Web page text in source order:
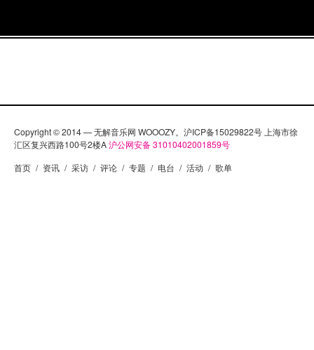
Copyright © 2014 — 无解音乐网 WOOOZY。沪ICP备15029822号 上海市徐
汇区复兴西路100号2楼A沪公网安备 31010402001859号
首页 / 资讯 / 采访 / 评论 / 专题 / 电台 / 活动 / 歌单